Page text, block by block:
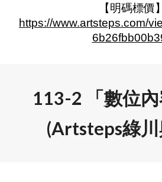
【明碼標價】
https://www.artsteps.com/
113-2 「數位內
(Artsteps綠